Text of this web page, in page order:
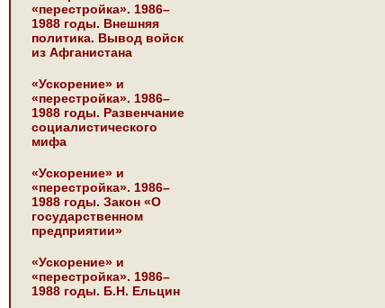
«перестройка». 1986–
1988 годы. Внешняя
политика. Вывод войск
из Афганистана
«Ускорение» и
«перестройка». 1986–
1988 годы. Развенчание
социалистического
мифа
«Ускорение» и
«перестройка». 1986–
1988 годы. Закон «О
государственном
предприятии»
«Ускорение» и
«перестройка». 1986–
1988 годы. Б.Н. Ельцин